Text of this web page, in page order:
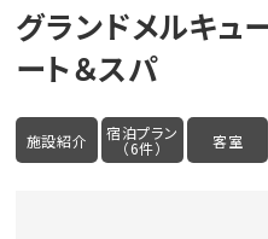
グランドメルキュ
ート＆スパ
施設紹介 宿泊プラン
（6件） 客室